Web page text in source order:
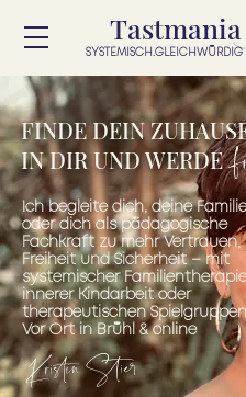
Tastmania
SYSTEMISCH.GLEICHWÜRDIG
FINDE DEIN
IN DIR UND WERDE
Ich begleite dich, deine Familie
oder dich als pädagogische
Fachkraft zu mehr Vertrauen,
Freiheit und Sicherheit – mit
systemischer
innerer Kindarbeit oder
therapeutischen
Vor Ort in Brühl & online
Kristin Stier